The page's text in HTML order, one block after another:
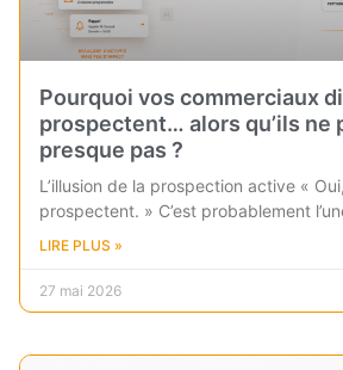
Pourquoi vos commerciaux
prospectent… alors qu’ils ne
presque pas ?
L’illusion de la prospection active «
prospectent. » C’est probablement
LIRE PLUS »
27 mai 2026